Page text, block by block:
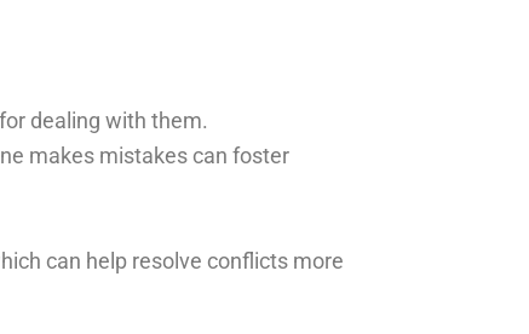
dealing with them.
makes mistakes can foster
can help resolve conflicts more